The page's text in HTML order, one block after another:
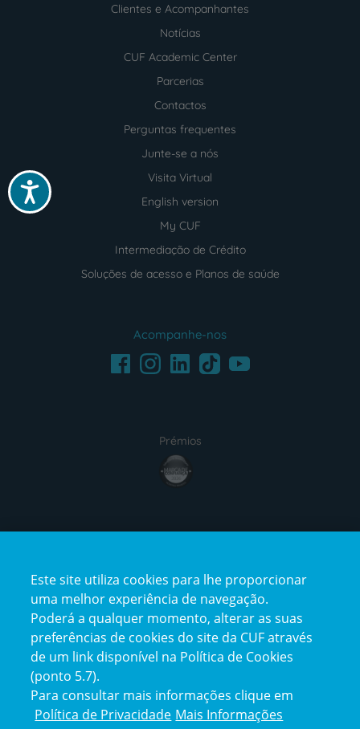
Acessibilidade
Clientes e Acompanhantes
Notícias
CUF Academic Center
Parcerias
Contactos
Perguntas frequentes
Junte-se a nós
Visita Virtual
English version
My CUF
Intermediação de Crédito
Soluções de acesso e Planos de saúde
Acompanhe-nos
FacebookInstagramLinkedInTikTokYoutube
Prémios
award4
certification2certification3
Reclamações
e
Este site utiliza cookies para lhe proporcionar
uma melhor experiência de navegação.
Poderá a qualquer momento, alterar as suas
preferências de cookies do site da CUF através
de um link disponível na Política de Cookies
(ponto 5.7).
Para consultar mais informações clique em
Política de Privacidade Mais Informações